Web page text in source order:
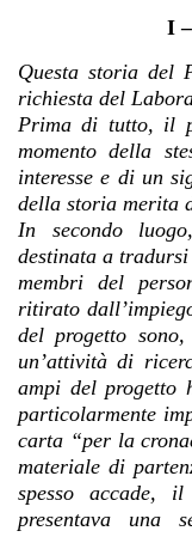
I
Questa storia del
richiesta del
Prima di tutto, il
momento della
interesse e di un
della storia merita
In secondo
destinata a
membri del
ritirato
del progetto
un’attività di
ampi del progetto
particolarmente
carta “per la
materiale di
spesso accade,
presentava una